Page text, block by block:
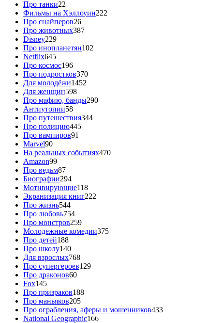
Про танки22
Фильмы на Хэллоуин222
Про снайперов26
Про животных387
Disney229
Про инопланетян102
Netflix645
Про космос196
Про подростков370
Для молодёжи1452
Для женщин598
Про мафию, банды290
Антиутопии58
Про путешествия344
Про полицию445
Про вампиров91
Marvel90
На реальных событиях470
Amazon99
Про ведьм87
Биографии294
Мотивирующие118
Экранизация книг222
Про жизнь544
Про любовь754
Про монстров259
Молодежные комедии375
Про детей188
Про школу140
Для взрослых768
Про супергероев129
Про драконов60
Fox145
Про призраков188
Про маньяков205
Про ограбления, аферы и мошенников433
National Geographic166